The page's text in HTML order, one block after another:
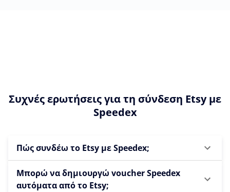
Συχνές ερωτήσεις για τη σύνδεση Etsy με
Speedex
Πώς συνδέω το Etsy με Speedex;
Μπορώ να δημιουργώ voucher Speedex
αυτόματα από το Etsy;